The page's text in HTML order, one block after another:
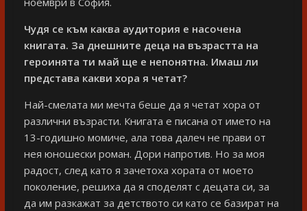
Чудя се към каква аудитория е насочена
книгата. За днешните деца на възрастта на
героинята ти май ще е непонятна. Имаш ли
представа какви хора я четат?
Най-смелата ми мечта беше да я четат хора от
различни възрасти. Книгата е писана от името на
13-годишно момиче, ала това далеч не прави от
нея юношески роман. Дори напротив. Но за моя
радост, след като я зачетоха хората от моето
поколение, решиха да я споделят с децата си, за
да им разкажат за детството си като се базират на